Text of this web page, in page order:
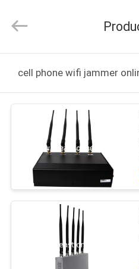
PRODUCTEN
VIDEOS
ONGEVEER
ONS
ELECTRONICS(HK)
CO.,LTD.
Reserved.
cell phone wifi jammer